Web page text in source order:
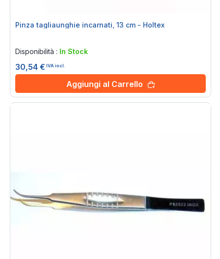
Pinza tagliaunghie incarnati, 13 cm - Holtex
Disponibilità : In Stock
30,54 € IVA incl.
Aggiungi al Carrello